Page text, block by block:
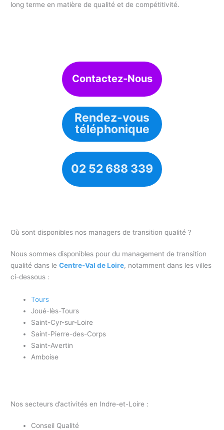
long terme en matière de qualité et de compétitivité.
Contactez-Nous
Rendez-vous
téléphonique
02 52 688 339
Où sont disponibles nos managers de transition qualité ?
Nous sommes disponibles pour du management de transition
qualité dans leCentre-Val de Loire, notamment dans les villes
ci-dessous :
Tours
Joué-lès-Tours
Saint-Cyr-sur-Loire
Saint-Pierre-des-Corps
Saint-Avertin
Amboise
Nos secteurs d’activités en Indre-et-Loire :
Conseil Qualité